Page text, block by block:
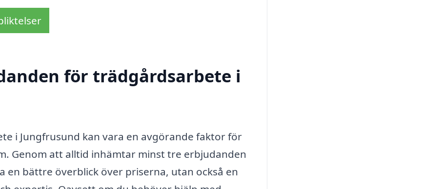
för trädgårdsarbete i
i Jungfrusund kan vara en avgörande faktor för
Genom att alltid inhämtar minst tre erbjudanden
bättre överblick över priserna, utan också en